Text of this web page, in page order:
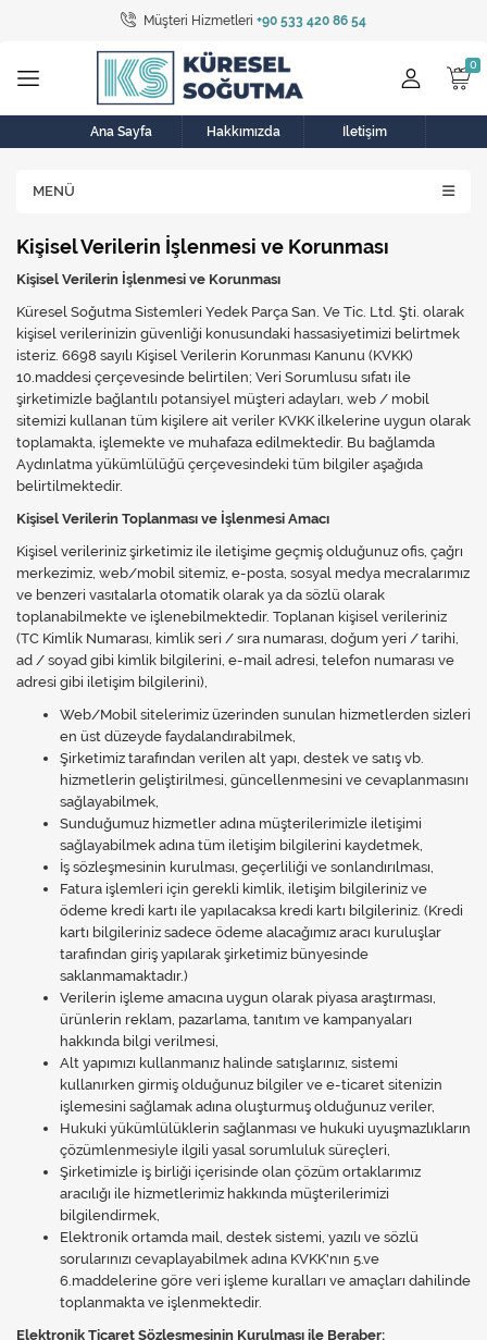
Müşteri Hizmetleri +90 533 420 86 54
Tüm Kategoriler
Bulaşık Makinesi
Buzdolabı
Doğalgaz Sobası
Elektrikli Aksamlar
Fan
Fırın, Ocak ve Aspiratör
Kireç Önleme Ve Temizlik
Klima
Kombi
Kondansatör
Musluk
Rezistanslar
Soğutma Sistemleri
Şofben ve Termosifon
Ana Sayfa Hakkımızda İletişim
MENÜ
Kişisel Verilerin İşlenmesi ve Korunması
Kişisel Verilerin İşlenmesi ve Korunması
Küresel Soğutma Sistemleri Yedek Parça San. Ve Tic. Ltd. Şti. olarak
kişisel verilerinizin güvenliği konusundaki hassasiyetimizi belirtmek
isteriz. 6698 sayılı Kişisel Verilerin Korunması Kanunu (KVKK)
10.maddesi çerçevesinde belirtilen; Veri Sorumlusu sıfatı ile
şirketimizle bağlantılı potansiyel müşteri adayları, web / mobil
sitemizi kullanan tüm kişilere ait veriler KVKK ilkelerine uygun olarak
toplamakta, işlemekte ve muhafaza edilmektedir. Bu bağlamda
Aydınlatma yükümlülüğü çerçevesindeki tüm bilgiler aşağıda
belirtilmektedir.
Kişisel Verilerin Toplanması ve İşlenmesi Amacı
Kişisel verileriniz şirketimiz ile iletişime geçmiş olduğunuz ofis, çağrı
merkezimiz, web/mobil sitemiz, e-posta, sosyal medya mecralarımız
ve benzeri vasıtalarla otomatik olarak ya da sözlü olarak
toplanabilmekte ve işlenebilmektedir. Toplanan kişisel verileriniz
(TC Kimlik Numarası, kimlik seri / sıra numarası, doğum yeri / tarihi,
ad / soyad gibi kimlik bilgilerini, e-mail adresi, telefon numarası ve
adresi gibi iletişim bilgilerini),
Web/Mobil sitelerimiz üzerinden sunulan hizmetlerden sizleri
en üst düzeyde faydalandırabilmek,
Şirketimiz tarafından verilen alt yapı, destek ve satış vb.
hizmetlerin geliştirilmesi, güncellenmesini ve cevaplanmasını
sağlayabilmek,
Sunduğumuz hizmetler adına müşterilerimizle iletişimi
sağlayabilmek adına tüm iletişim bilgilerini kaydetmek,
İş sözleşmesinin kurulması, geçerliliği ve sonlandırılması,
Fatura işlemleri için gerekli kimlik, iletişim bilgileriniz ve
ödeme kredi kartı ile yapılacaksa kredi kartı bilgileriniz. (Kredi
kartı bilgileriniz sadece ödeme alacağımız aracı kuruluşlar
tarafından giriş yapılarak şirketimiz bünyesinde
saklanmamaktadır.)
Verilerin işleme amacına uygun olarak piyasa araştırması,
ürünlerin reklam, pazarlama, tanıtım ve kampanyaları
hakkında bilgi verilmesi,
Alt yapımızı kullanmanız halinde satışlarınız, sistemi
kullanırken girmiş olduğunuz bilgiler ve e-ticaret sitenizin
işlemesini sağlamak adına oluşturmuş olduğunuz veriler,
Hukuki yükümlülüklerin sağlanması ve hukuki uyuşmazlıkların
çözümlenmesiyle ilgili yasal sorumluluk süreçleri,
Şirketimizle iş birliği içerisinde olan çözüm ortaklarımız
aracılığı ile hizmetlerimiz hakkında müşterilerimizi
bilgilendirmek,
Elektronik ortamda mail, destek sistemi, yazılı ve sözlü
sorularınızı cevaplayabilmek adına KVKK'nın 5.ve
6.maddelerine göre veri işleme kuralları ve amaçları dahilinde
toplanmakta ve işlenmektedir.
Elektronik Ticaret Sözleşmesinin Kurulması ile Beraber;